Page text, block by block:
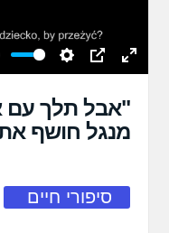
Settings PIPEnter
fullscreen
"אבל תלך עם
מנגל חושף את
סיפורי חיים